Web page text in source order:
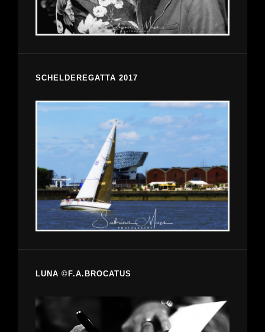
SCHELDEREGATTA 2017
LUNA ©F.A.BROCATUS